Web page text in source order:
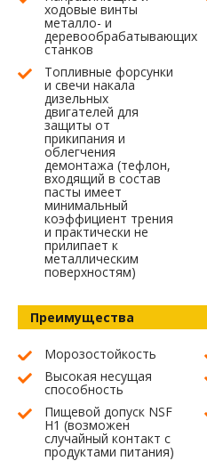
ходовые винты
металло- и
деревообрабатывающих
станков
Топливные форсунки
и свечи накала
дизельных
двигателей для
защиты от
прикипания и
облегчения
демонтажа (тефлон,
входящий в состав
пасты имеет
минимальный
коэффициент трения
и практически не
прилипает к
металлическим
поверхностям)
Преимущества
Морозостойкость
Высокая несущая
способность
Пищевой допуск NSF
H1 (возможен
случайный контакт с
продуктами питания)